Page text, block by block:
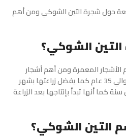
حولشجرة التين الشوكيومن أهم
الشوكي؟
المعمرة ومن أهم أشجار
الفاكهة وقد يصل عمرها إلى حوالي 35 عام كما يفضل زراعتها بشهر
أنها تبدأ بإنتاجها بعد الزراعة
التين الشوكي؟